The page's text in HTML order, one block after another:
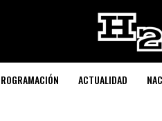
ACTUALIDAD